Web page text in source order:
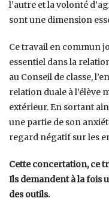
l’autre et la volonté
sont une dimension
Ce travail en commun
essentiel dans la
au Conseil de classe,
relation duale à l’élève
extérieur. En sortant
une partie de son
regard négatif sur les
Cette concertation, ce
Ils demandent à la fois
des outils.